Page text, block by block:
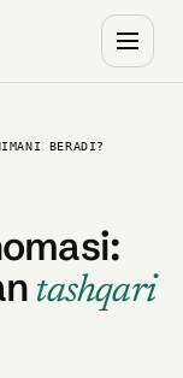
BERADI?
tashqari